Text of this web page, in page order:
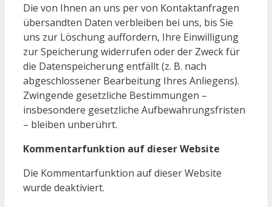
Die von Ihnen an uns per von Kontaktanfragen
übersandten Daten verbleiben bei uns, bis Sie
uns zur Löschung auffordern, Ihre Einwilligung
zur Speicherung widerrufen oder der Zweck für
die Datenspeicherung entfällt (z. B. nach
abgeschlossener Bearbeitung Ihres Anliegens).
Zwingende gesetzliche Bestimmungen –
insbesondere gesetzliche Aufbewahrungsfristen
– bleiben unberührt.
Kommentarfunktion auf dieser Website
Die Kommentarfunktion auf dieser Website
wurde deaktiviert.